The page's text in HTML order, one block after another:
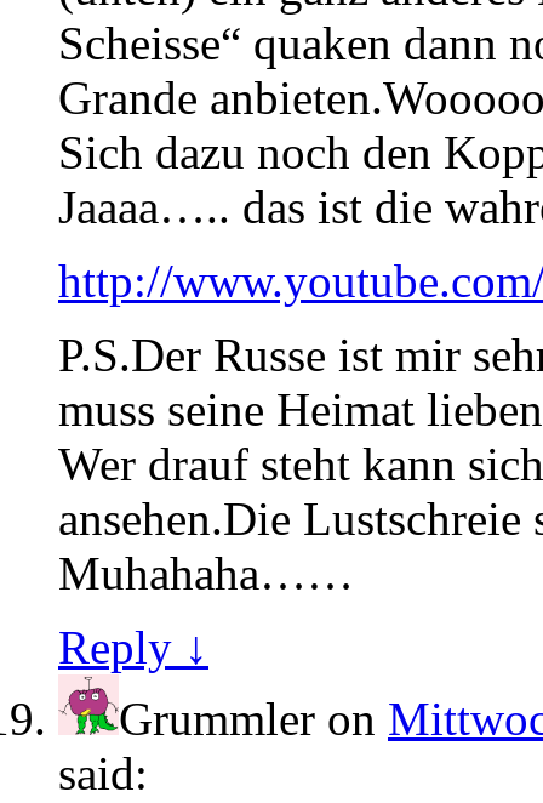
Scheisse“ quaken dann
Grande
Sich dazu noch den
Jaaaa….. das ist die
http://
P.S.Der Russe ist mir
muss seine Heimat
Wer drauf steht kann
ansehen.Die
Muhahaha……
Reply ↓
Grummler on
said: